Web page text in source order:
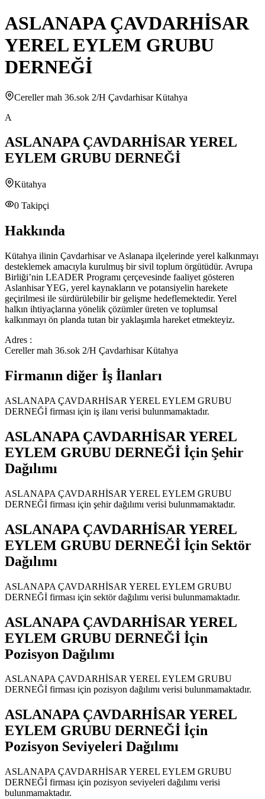
ASLANAPA ÇAVDARHİSAR
YEREL EYLEM GRUBU
DERNEĞİ
Cereller mah 36.sok 2/H Çavdarhisar Kütahya
A
ASLANAPA ÇAVDARHİSAR YEREL
EYLEM GRUBU DERNEĞİ
Kütahya
0 Takipçi
Hakkında
Kütahya ilinin Çavdarhisar ve Aslanapa ilçelerinde yerel kalkınmayı
desteklemek amacıyla kurulmuş bir sivil toplum örgütüdür. Avrupa
Birliği’nin LEADER Programı çerçevesinde faaliyet gösteren
Aslanhisar YEG, yerel kaynakların ve potansiyelin harekete
geçirilmesi ile sürdürülebilir bir gelişme hedeflemektedir. Yerel
halkın ihtiyaçlarına yönelik çözümler üreten ve toplumsal
kalkınmayı ön planda tutan bir yaklaşımla hareket etmekteyiz.
Adres :
Cereller mah 36.sok 2/H Çavdarhisar Kütahya
Firmanın diğer İş İlanları
ASLANAPA ÇAVDARHİSAR YEREL EYLEM GRUBU
DERNEĞİ firması için iş ilanı verisi bulunmamaktadır.
ASLANAPA ÇAVDARHİSAR YEREL
EYLEM GRUBU DERNEĞİ İçin Şehir
Dağılımı
ASLANAPA ÇAVDARHİSAR YEREL EYLEM GRUBU
DERNEĞİ firması için şehir dağılımı verisi bulunmamaktadır.
ASLANAPA ÇAVDARHİSAR YEREL
EYLEM GRUBU DERNEĞİ İçin Sektör
Dağılımı
ASLANAPA ÇAVDARHİSAR YEREL EYLEM GRUBU
DERNEĞİ firması için sektör dağılımı verisi bulunmamaktadır.
ASLANAPA ÇAVDARHİSAR YEREL
EYLEM GRUBU DERNEĞİ İçin
Pozisyon Dağılımı
ASLANAPA ÇAVDARHİSAR YEREL EYLEM GRUBU
DERNEĞİ firması için pozisyon dağılımı verisi bulunmamaktadır.
ASLANAPA ÇAVDARHİSAR YEREL
EYLEM GRUBU DERNEĞİ İçin
Pozisyon Seviyeleri Dağılımı
ASLANAPA ÇAVDARHİSAR YEREL EYLEM GRUBU
DERNEĞİ firması için pozisyon seviyeleri dağılımı verisi
bulunmamaktadır.